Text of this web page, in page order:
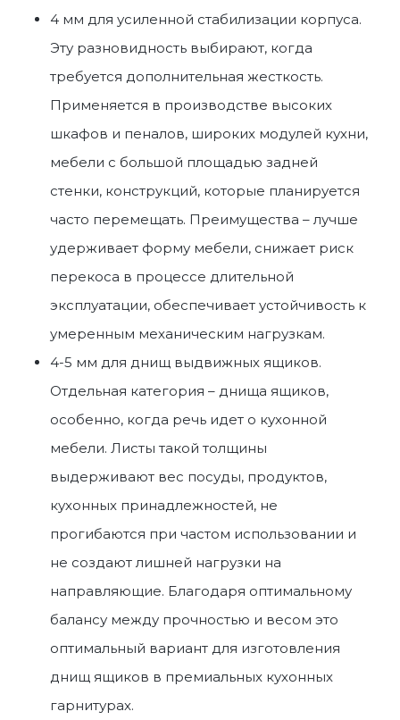
4 мм для усиленной стабилизации корпуса.
Эту разновидность выбирают, когда
требуется дополнительная жесткость.
Применяется в производстве высоких
шкафов и пеналов, широких модулей кухни,
мебели с большой площадью задней
стенки, конструкций, которые планируется
часто перемещать. Преимущества – лучше
удерживает форму мебели, снижает риск
перекоса в процессе длительной
эксплуатации, обеспечивает устойчивость к
умеренным механическим нагрузкам.
4-5 мм для днищ выдвижных ящиков.
Отдельная категория – днища ящиков,
особенно, когда речь идет о кухонной
мебели. Листы такой толщины
выдерживают вес посуды, продуктов,
кухонных принадлежностей, не
прогибаются при частом использовании и
не создают лишней нагрузки на
направляющие. Благодаря оптимальному
балансу между прочностью и весом это
оптимальный вариант для изготовления
днищ ящиков в премиальных кухонных
гарнитурах.